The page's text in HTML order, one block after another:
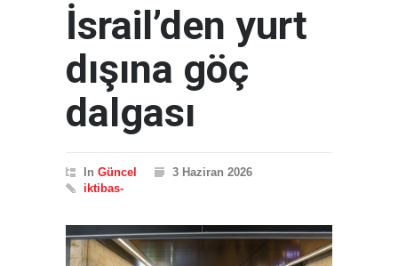
İsrail’den yurt
dışına göç
dalgası
In Güncel
3 Haziran 2026
iktibas-